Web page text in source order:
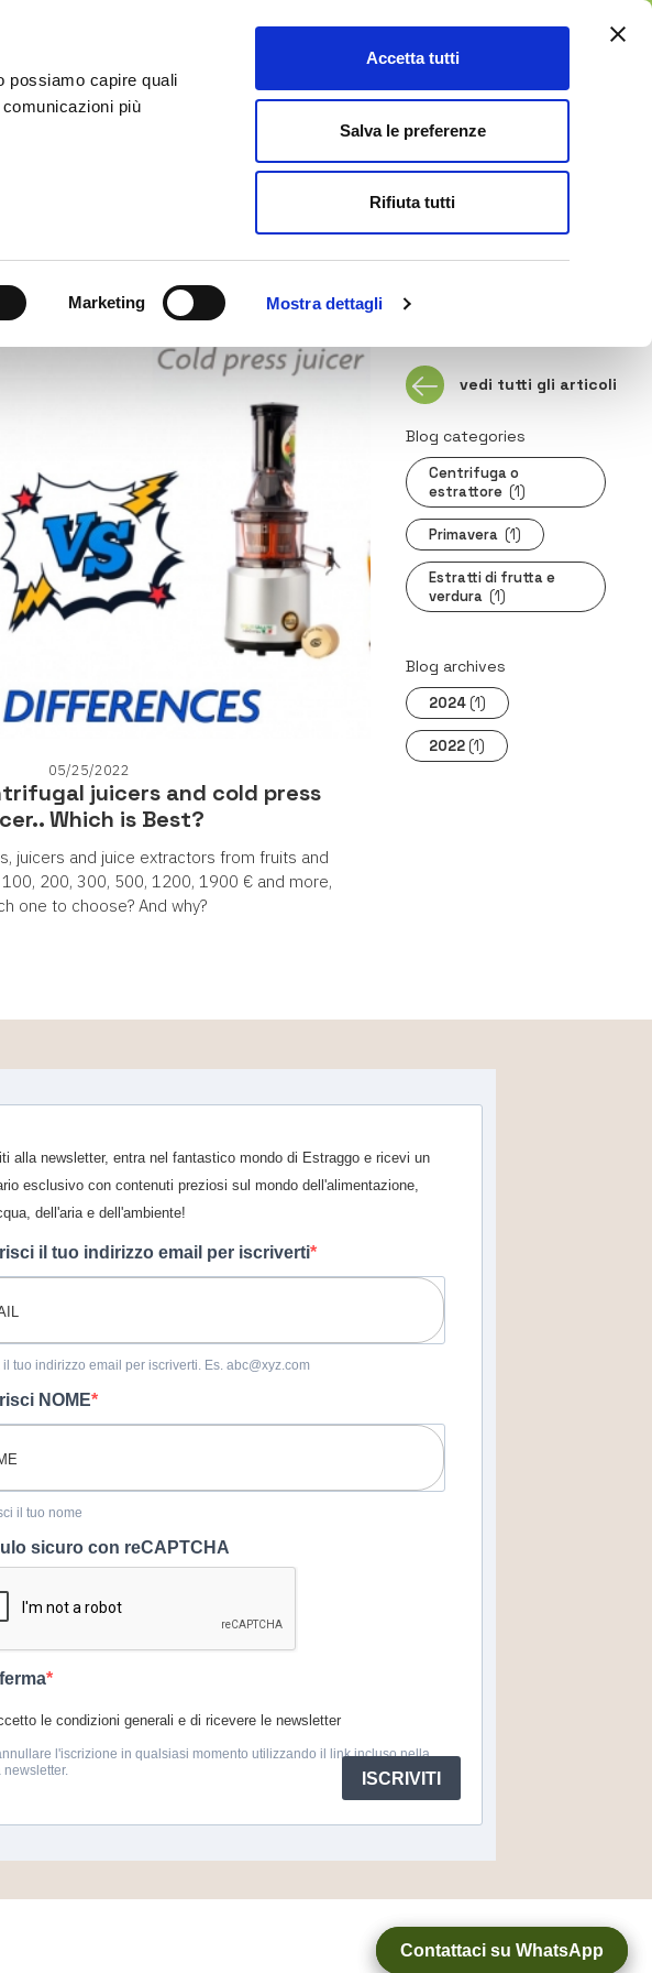
possiamo capire quali
più
Marketing Mostra dettagli
Accetta tutti
Salva le preferenze
Rifiuta tutti
Agency Customer Service
juicers and cold press
Which is Best?
05/25/2022
juicers and juice extractors from fruits and
200, 300, 500, 1200, 1900 € and more,
one to choose? And why?
vedi tutti gli articoli
Blog categories
Centrifuga o
estrattore (1)
Primavera (1)
Estratti di frutta e
verdura (1)
Blog archives
2024 (1)
2022 (1)
alla newsletter, entra nel fantastico mondo di Estraggo e ricevi un
esclusivo con contenuti preziosi sul mondo dell'alimentazione,
dell'aria e dell'ambiente!
il tuo indirizzo email per iscriverti
il tuo indirizzo email per iscriverti. Es. abc@xyz.com
NOME
il tuo nome
sicuro con reCAPTCHA
le condizioni generali e di ricevere le newsletter
l'iscrizione in qualsiasi momento utilizzando il link incluso nella
newsletter.
ISCRIVITI
Contattaci su WhatsApp
Contattaci su WhatsApp